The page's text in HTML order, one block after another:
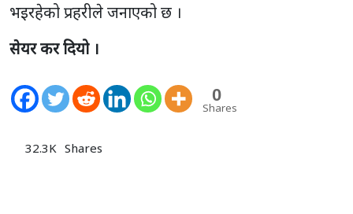
भइरहेको प्रहरीले जनाएको छ ।
सेयर कर दियो ।
0
Shares
32.3K Shares